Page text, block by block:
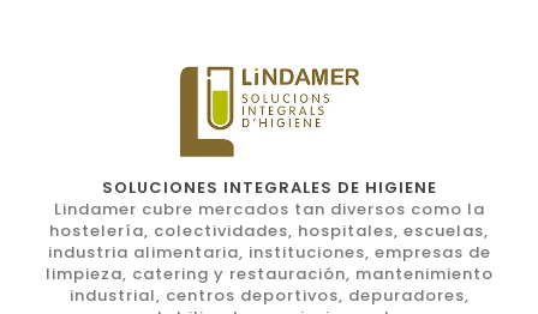
SOLUCIONES INTEGRALES DE HIGIENE
Lindamer cubre mercados tan diversos como la
hostelería, colectividades, hospitales, escuelas,
industria alimentaria, instituciones, empresas de
limpieza, catering y restauración, mantenimiento
industrial, centros deportivos, depuradores,